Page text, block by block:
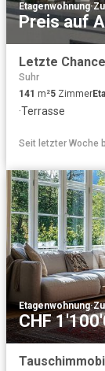
Etagenwohnung·
Preis auf
Letzte
Suhr
141 m²5 Zimmer
·Terrasse
Seit letzter Woche
Etagenwohnung·
CHF